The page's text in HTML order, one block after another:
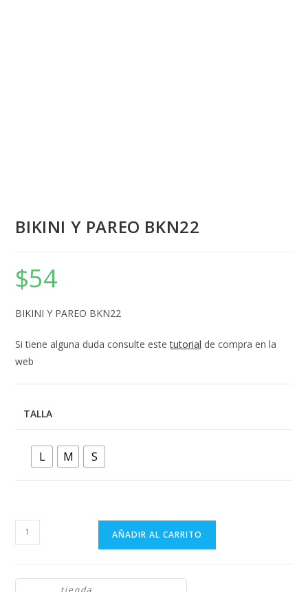
BIKINI Y PAREO BKN22
$54
BIKINI Y PAREO BKN22
Si tiene alguna duda consulte estetutorial de compra en la
web
TALLA
L M S
BIKINI
Y
BKN22
AÑADIR AL CARRITO
tienda